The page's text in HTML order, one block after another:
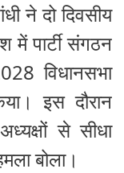
ने दो दिवसीय
में पार्टी संगठन
विधानसभा
इस दौरान
से सीधा
बोला।